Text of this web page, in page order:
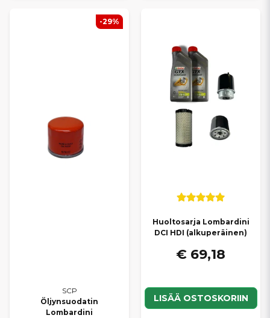
SCP
Öljynsuodatin
Lombardini
-29%
Huoltosarja Lombardini
DCI HDI (alkuperäinen)
€ 69,18
LISÄÄ OSTOSKORIIN